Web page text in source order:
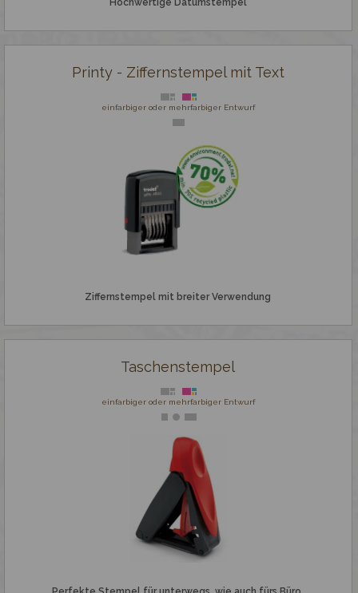
Hochwertige Datumstempel
Printy - Ziffernstempel mit Text
einfarbiger oder mehrfarbiger Entwurf
Ziffernstempel mit breiter Verwendung
Taschenstempel
einfarbiger oder mehrfarbiger Entwurf